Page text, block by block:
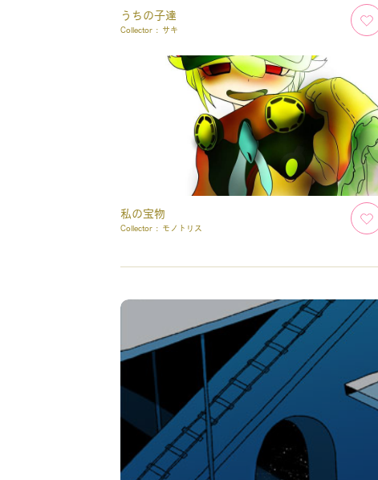
うちの子達
Collector : サキ
私の宝物
Collector : モノトリス